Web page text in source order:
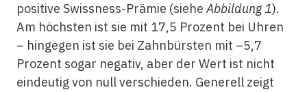
positive Swissness-Prämie (sieheAbbildung 1).
Am höchsten ist sie mit 17,5 Prozent bei Uhren
– hingegen ist sie bei Zahnbürsten mit –5,7
Prozent sogar negativ, aber der Wert ist nicht
eindeutig von null verschieden. Generell zeigt